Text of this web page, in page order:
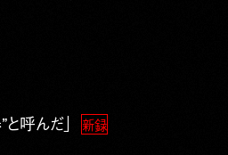
呼んだ」 新録